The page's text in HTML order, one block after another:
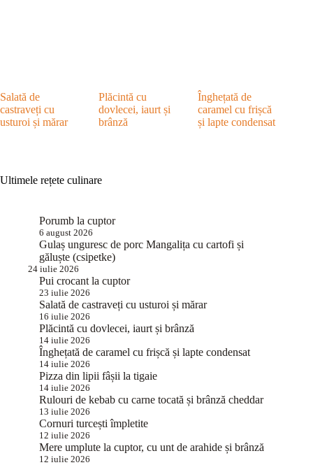
Salată de
castraveți cu
usturoi și mărar
Plăcintă cu
dovlecei, iaurt și
brânză
Înghețată de
caramel cu frișcă
și lapte condensat
Ultimele rețete culinare
Porumb la cuptor
6 august 2026
Gulaș unguresc de porc Mangalița cu cartofi și
găluște (csipetke)
24 iulie 2026
Pui crocant la cuptor
23 iulie 2026
Salată de castraveți cu usturoi și mărar
16 iulie 2026
Plăcintă cu dovlecei, iaurt și brânză
14 iulie 2026
Înghețată de caramel cu frișcă și lapte condensat
14 iulie 2026
Pizza din lipii fâșii la tigaie
14 iulie 2026
Rulouri de kebab cu carne tocată și brânză cheddar
13 iulie 2026
Cornuri turcești împletite
12 iulie 2026
Mere umplute la cuptor, cu unt de arahide și brânză
12 iulie 2026